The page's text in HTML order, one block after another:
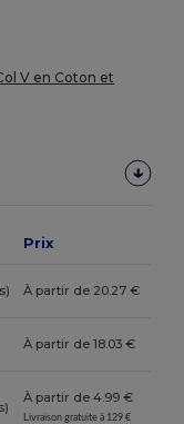
V en Coton et
Prix
À partir de 20.27 €
À partir de 18.03 €
À partir de 4.99 €
Livraison gratuite à 129 €